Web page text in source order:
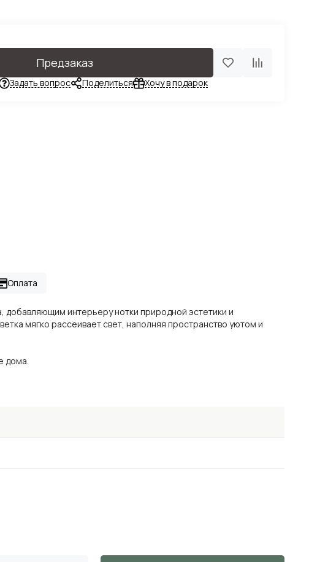
Предзаказ
Задать вопрос Поделиться Хочу в подарок
Оплата
добавляющим интерьеру нотки природной эстетики и
мягко рассеивает свет, наполняя пространство уютом и
дома.